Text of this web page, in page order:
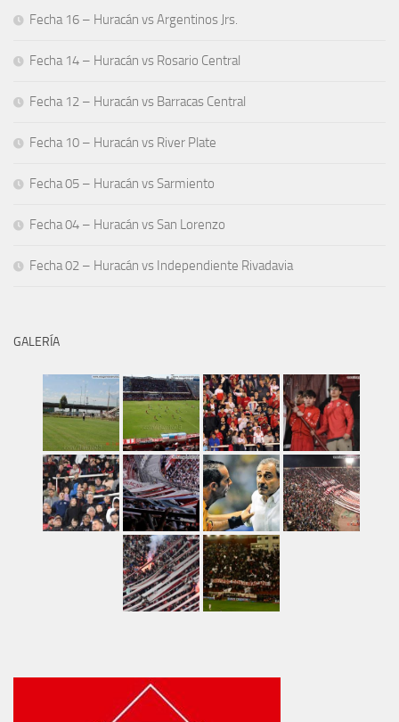
Fecha 16 – Huracán vs Argentinos Jrs.
Fecha 14 – Huracán vs Rosario Central
Fecha 12 – Huracán vs Barracas Central
Fecha 10 – Huracán vs River Plate
Fecha 05 – Huracán vs Sarmiento
Fecha 04 – Huracán vs San Lorenzo
Fecha 02 – Huracán vs Independiente Rivadavia
GALERÍA